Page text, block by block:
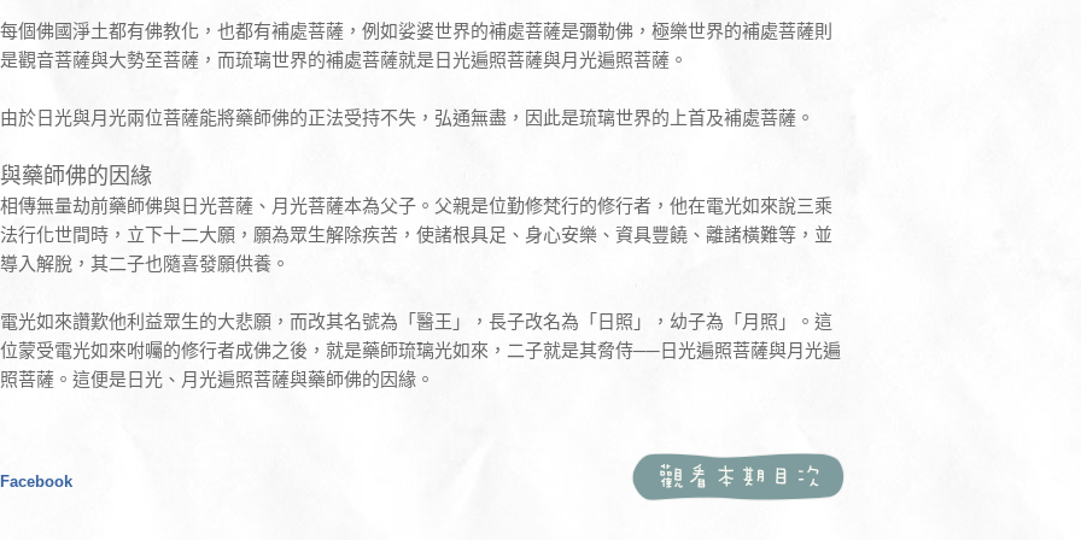
每個佛國淨土都有佛教化，也都有補處菩薩，例如娑婆世界的補處菩薩是彌勒佛，極樂世界的補處菩薩則
是觀音菩薩與大勢至菩薩，而琉璃世界的補處菩薩就是日光遍照菩薩與月光遍照菩薩。
由於日光與月光兩位菩薩能將藥師佛的正法受持不失，弘通無盡，因此是琉璃世界的上首及補處菩薩。
與藥師佛的因緣
相傳無量劫前藥師佛與日光菩薩、月光菩薩本為父子。父親是位勤修梵行的修行者，他在電光如來說三乘
法行化世間時，立下十二大願，願為眾生解除疾苦，使諸根具足、身心安樂、資具豐饒、離諸橫難等，並
導入解脫，其二子也隨喜發願供養。
電光如來讚歎他利益眾生的大悲願，而改其名號為「醫王」，長子改名為「日照」，幼子為「月照」。這
位蒙受電光如來咐囑的修行者成佛之後，就是藥師琉璃光如來，二子就是其脅侍──日光遍照菩薩與月光遍
照菩薩。這便是日光、月光遍照菩薩與藥師佛的因緣。
Facebook